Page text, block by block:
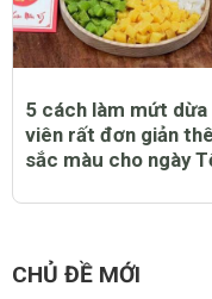
5 cách làm mứt dừa
viên rất đơn giản
sắc màu cho ngày
CHỦ ĐỀ MỚI